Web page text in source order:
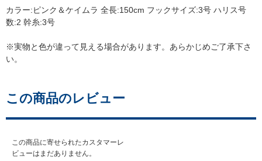
カラー:ピンク＆ケイムラ 全長:150cm フックサイズ:3号 ハリス号
数:2 幹糸:3号
※実物と色が違って見える場合があります。あらかじめご了承下さ
い。
この商品のレビュー
この商品に寄せられたカスタマーレ
ビューはまだありません。